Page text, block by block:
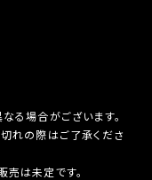
る場合がございます。
れの際はご了承くださ
は未定です。